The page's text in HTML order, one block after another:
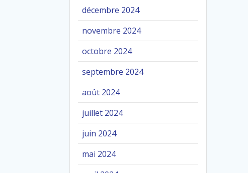
décembre 2024
novembre 2024
octobre 2024
septembre 2024
août 2024
juillet 2024
juin 2024
mai 2024